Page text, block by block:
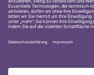
© 2001-2026